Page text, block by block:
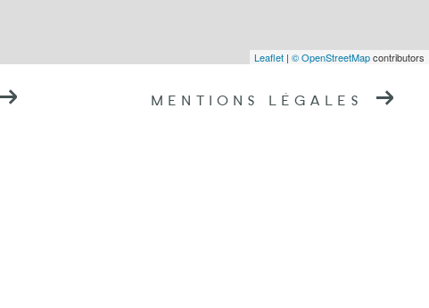
Leaflet | © OpenStreetMapcontributors
MENTIONS LÉGALES